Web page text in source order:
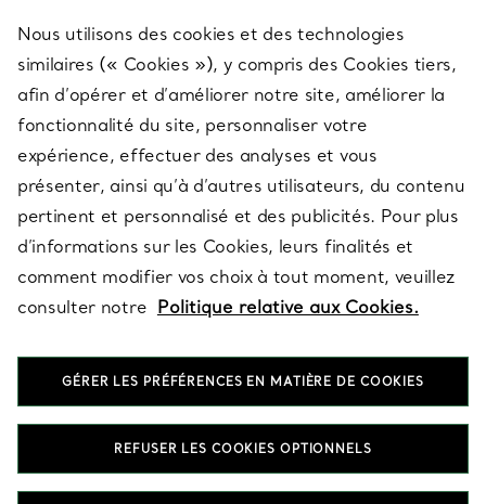
SERVICES
À PROPOS
QUESTIONS LÉGALES
SUIVEZ-NOUS
T&Co. 2026
Nous utilisons des cookies et des technologies
similaires (« Cookies »), y compris des Cookies tiers,
afin d’opérer et d’améliorer notre site, améliorer la
fonctionnalité du site, personnaliser votre
expérience, effectuer des analyses et vous
présenter, ainsi qu’à d’autres utilisateurs, du contenu
pertinent et personnalisé et des publicités. Pour plus
d’informations sur les Cookies, leurs finalités et
comment modifier vos choix à tout moment, veuillez
consulter notre Politique relative aux Cookies.
GÉRER LES PRÉFÉRENCES EN MATIÈRE DE COOKIES
REFUSER LES COOKIES OPTIONNELS